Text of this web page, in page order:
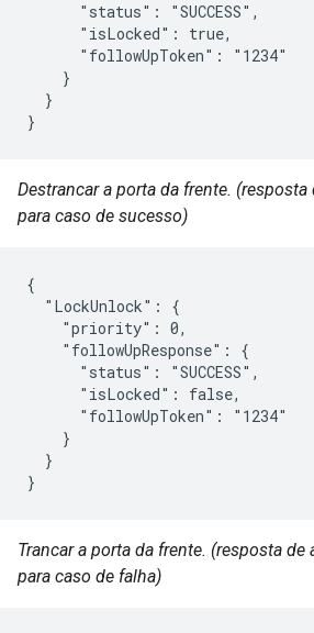
      "status": "SUCCESS",
      "isLocked": true,
      "followUpToken": "1234"
    }
  }
}
Destrancar a porta da frente.
para caso de sucesso)
{
  "LockUnlock": {
    "priority": 0,
    "followUpResponse": {
      "status": "SUCCESS",
      "isLocked": false,
      "followUpToken": "1234"
    }
  }
}
Trancar a porta da frente. (resposta
para caso de falha)